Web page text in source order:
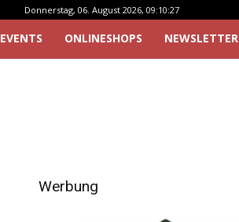
Donnerstag, 06. August 2026, 09:10:27
EVENTS ONLINESHOPS NEWSLETTER
Werbung